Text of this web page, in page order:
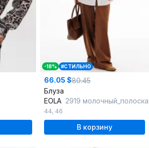
-18% #СТИЛЬНО
66.05 $80.45
Блуза
EOLA 2919 молочный_полоска
44, 46
В корзину